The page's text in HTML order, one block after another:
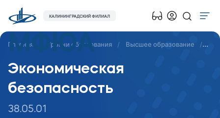
МФЮА
КАЛИНИНГРАДСКИЙ ФИЛИАЛ
Сведения об образовательной организации
Абитуриенту
Наука
Главная Уровни образования Высшее образование
Экономическая
безопасность
38.05.01